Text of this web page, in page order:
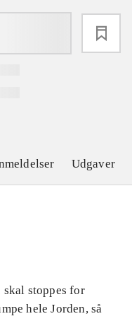
Udgaver
stoppes for
hele Jorden, så